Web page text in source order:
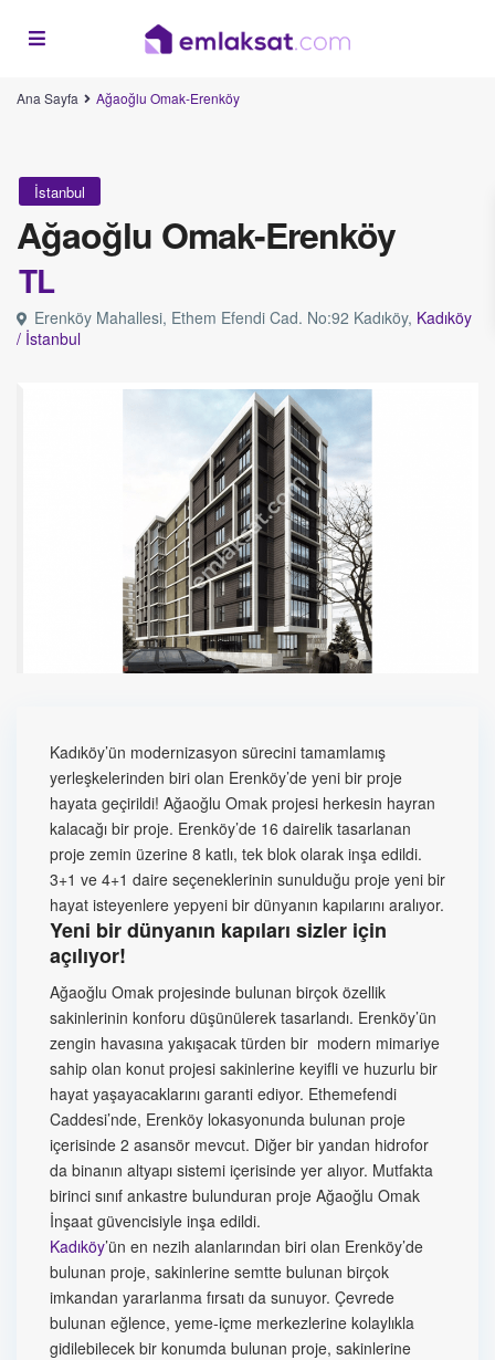
Ana Sayfa Ağaoğlu Omak-Erenköy
İstanbul
Ağaoğlu Omak-Erenköy
TL
Erenköy Mahallesi, Ethem Efendi Cad. No:92 Kadıköy, Kadıköy
/ İstanbul
Kadıköy’ün modernizasyon sürecini tamamlamış
yerleşkelerinden biri olan Erenköy’de yeni bir proje
hayata geçirildi! Ağaoğlu Omak projesi herkesin hayran
kalacağı bir proje. Erenköy’de 16 dairelik tasarlanan
proje zemin üzerine 8 katlı, tek blok olarak inşa edildi.
3+1 ve 4+1 daire seçeneklerinin sunulduğu proje yeni bir
hayat isteyenlere yepyeni bir dünyanın kapılarını aralıyor.
Yeni bir dünyanın kapıları sizler için
açılıyor!
Ağaoğlu Omak projesinde bulunan birçok özellik
sakinlerinin konforu düşünülerek tasarlandı. Erenköy’ün
zengin havasına yakışacak türden bir modern mimariye
sahip olan konut projesi sakinlerine keyifli ve huzurlu bir
hayat yaşayacaklarını garanti ediyor. Ethemefendi
Caddesi’nde, Erenköy lokasyonunda bulunan proje
içerisinde 2 asansör mevcut. Diğer bir yandan hidrofor
da binanın altyapı sistemi içerisinde yer alıyor. Mutfakta
birinci sınıf ankastre bulunduran proje Ağaoğlu Omak
İnşaat güvencisiyle inşa edildi.
Kadıköy’ün en nezih alanlarından biri olan Erenköy’de
bulunan proje, sakinlerine semtte bulunan birçok
imkandan yararlanma fırsatı da sunuyor. Çevrede
bulunan eğlence, yeme-içme merkezlerine kolaylıkla
gidilebilecek bir konumda bulunan proje, sakinlerine